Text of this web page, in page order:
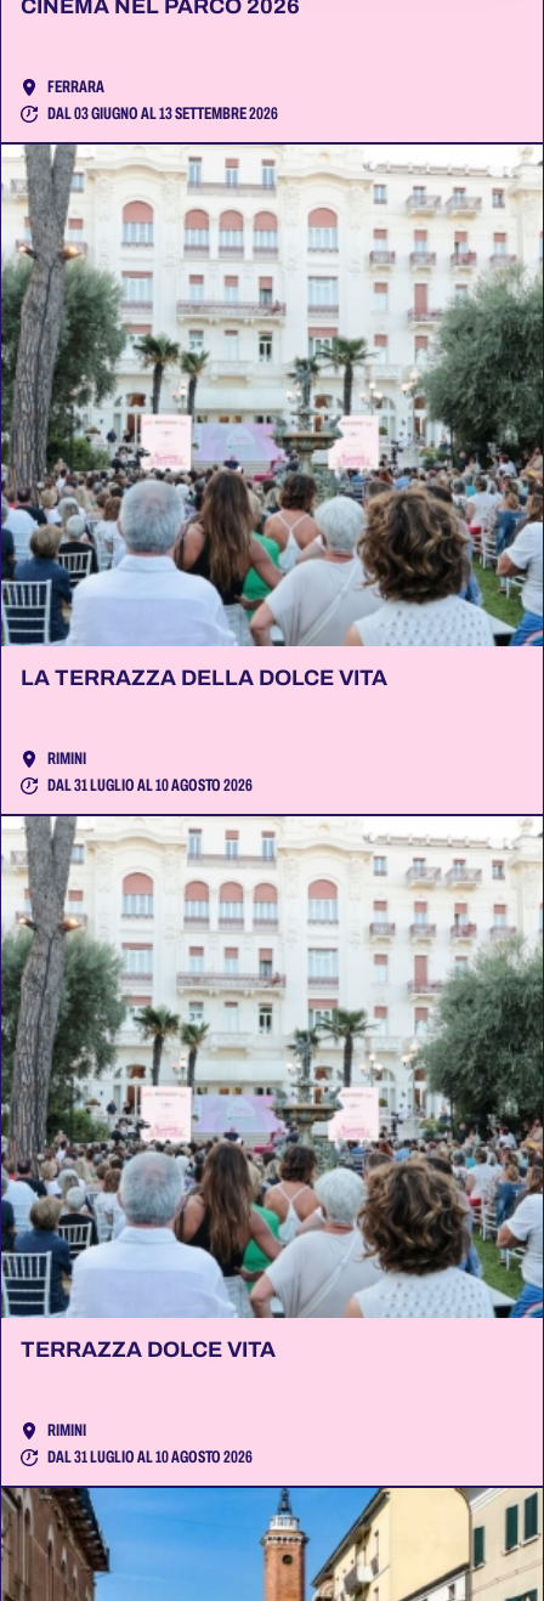
CINEMA NEL PARCO 2026
FERRARA
DAL 03 GIUGNO AL 13 SETTEMBRE 2026
LA TERRAZZA DELLA DOLCE VITA
RIMINI
DAL 31 LUGLIO AL 10 AGOSTO 2026
TERRAZZA DOLCE VITA
RIMINI
DAL 31 LUGLIO AL 10 AGOSTO 2026